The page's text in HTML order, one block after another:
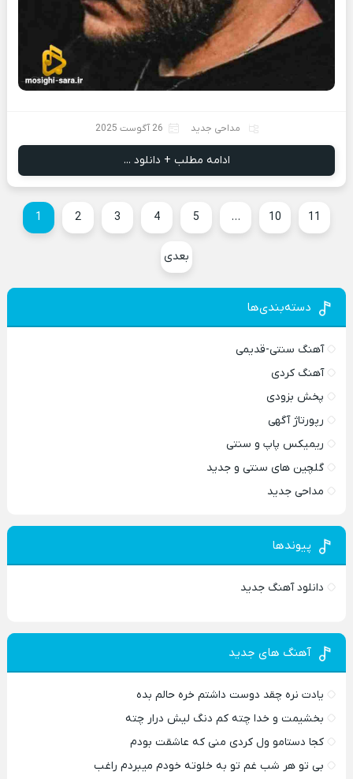
مداحی جدید 26 آگوست 2025
ادامه مطلب + دانلود ...
1 2 3 4 5 … 10 11
بعدی
دسته‌بندی‌ها
آهنگ سنتی-قدیمی
آهنگ کردی
پخش بزودی
رپورتاژ آگهی
ریمیکس پاپ و سنتی
گلچین های سنتی و جدید
مداحی جدید
پیوندها
دانلود آهنگ جدید
آهنگ های جدید
یادت نره چقد دوست داشتم خره حالم بده
بخشیمت و خدا چته کم دنگ لیش درار چته
کجا دستامو ول کردی منی که عاشقت بودم
بی تو هر شب غم تو به خلوته خودم میبردم راغب